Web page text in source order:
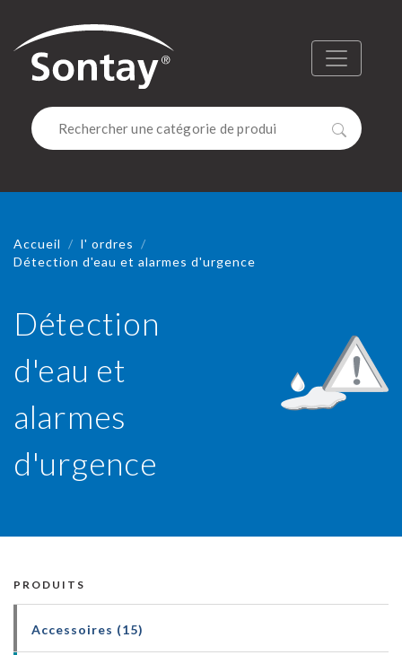
Sontay
Détection
d'eau et
alarmes
d'urgence
Accueil
l' ordres
Détection d'eau et alarmes d'urgence
PRODUITS
Accessoires (15)